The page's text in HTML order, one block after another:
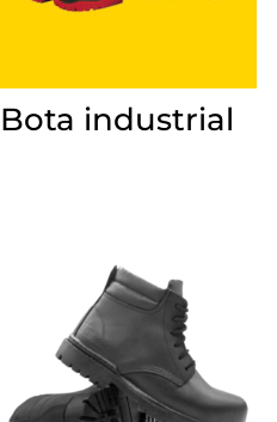
Bota industrial